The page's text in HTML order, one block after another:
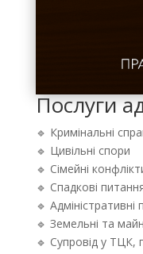
Послуги
🔹 Кримінальні
🔹 Цивільні спори
🔹 Сімейні
🔹 Спадкові
🔹
🔹 Земельні та
🔹 Супровід у ТЦК,